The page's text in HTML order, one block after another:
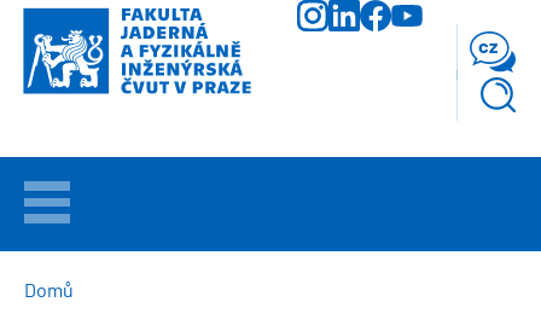
Přejít
hlavnímu
obsahu
VÍTEJTE
UCHAZEČI
cz
DROBEČKOVÁ
Domů